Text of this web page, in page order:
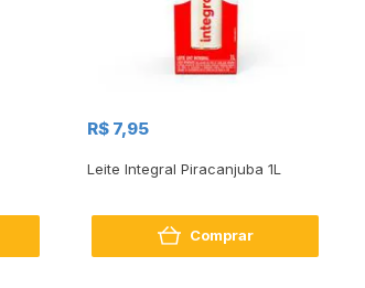
R$ 7,95
Leite Integral Piracanjuba 1L
Comprar